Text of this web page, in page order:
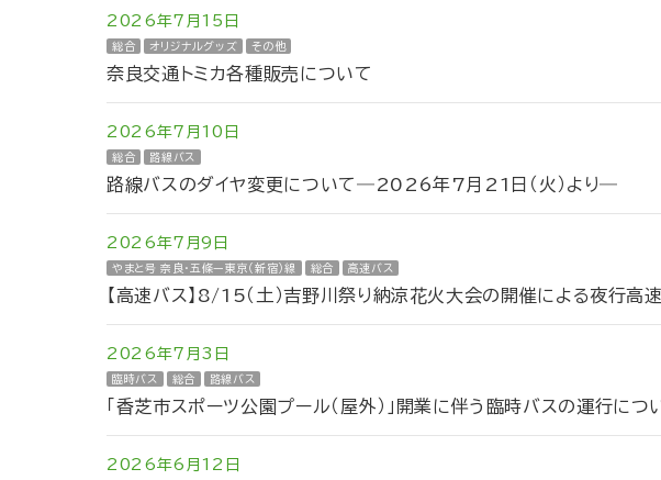
2026年7月15日
総合 オリジナルグッズ その他
奈良交通トミカ各種販売について
2026年7月10日
総合 路線バス
路線バスのダイヤ変更について―2026年7月21日（火）より―
2026年7月9日
やまと号 奈良・五條ー東京（新宿）線 総合 高速バス
【高速バス】8/15（土）吉野川祭り納涼花火大会の開催による夜行高
2026年7月3日
臨時バス 総合 路線バス
「香芝市スポーツ公園プール（屋外）」開業に伴う臨時バスの運行につ
2026年6月12日